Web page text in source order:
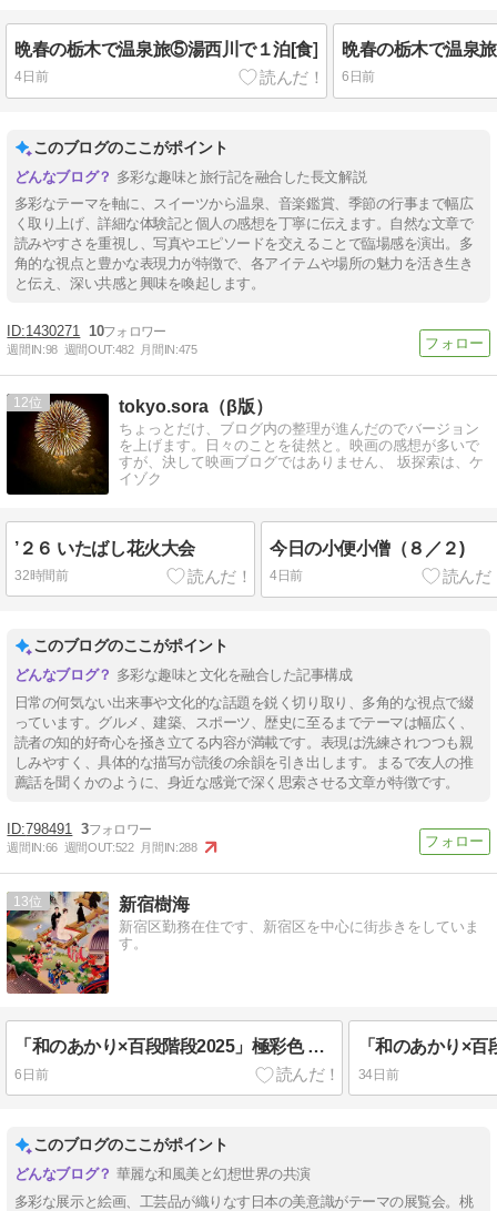
晩春の栃木で温泉旅⑤湯西川で１泊[食]
4日前
晩春の栃木で温泉
6日前
このブログのここがポイント
多彩な趣味と旅行記を融合した長文解説
多彩なテーマを軸に、スイーツから温泉、音楽鑑賞、季節の行事まで幅広
く取り上げ、詳細な体験記と個人の感想を丁寧に伝えます。自然な文章で
読みやすさを重視し、写真やエピソードを交えることで臨場感を演出。多
角的な視点と豊かな表現力が特徴で、各アイテムや場所の魅力を活き生き
と伝え、深い共感と興味を喚起します。
1430271 10
週間IN:98 週間OUT:482 月間IN:475
12 tokyo.sora（β版）
ちょっとだけ、ブログ内の整理が進んだのでバージョン
を上げます。日々のことを徒然と。映画の感想が多いで
すが、決して映画ブログではありません、 坂探索は、ケ
イゾク
’２６ いたばし花火大会
32時間前
今日の小便小僧（８／２)
4日前
このブログのここがポイント
多彩な趣味と文化を融合した記事構成
日常の何気ない出来事や文化的な話題を鋭く切り取り、多角的な視点で綴
っています。グルメ、建築、スポーツ、歴史に至るまでテーマは幅広く、
読者の知的好奇心を掻き立てる内容が満載です。表現は洗練されつつも親
しみやすく、具体的な描写が読後の余韻を引き出します。まるで友人の推
薦話を聞くかのように、身近な感覚で深く思索させる文章が特徴です。
798491 3
週間IN:66 週間OUT:522 月間IN:288
13 新宿樹海
新宿区勤務在住です、新宿区を中心に街歩きをしていま
す。
「和のあかり×百段階段2025」極彩色 目黒山水文雅抒情ノ末廣花向ケノ宴 絵図
6日前 34日前
このブログのここがポイント
華麗な和風美と幻想世界の共演
多彩な展示と絵画、工芸品が織りなす日本の美意識がテーマの展覧会。桃